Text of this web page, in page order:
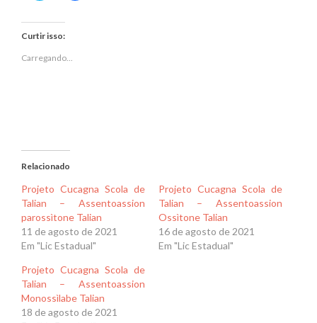
Twitter(abre
em
nova
Curtir isso:
Carregando...
Relacionado
Projeto Cucagna Scola de
Talian – Assentoassion
parossìtone Talian
11 de agosto de 2021
Em "Lic Estadual"
Projeto Cucagna Scola de
Talian – Assentoassion
Ossìtone Talian
16 de agosto de 2021
Em "Lic Estadual"
Projeto Cucagna Scola de
Talian – Assentoassion
Monossìlabe Talian
18 de agosto de 2021